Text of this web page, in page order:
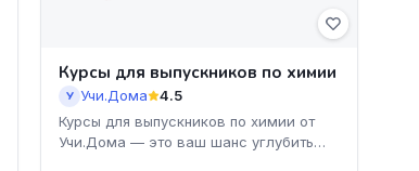
Курсы для выпускников по химии
У Учи.Дома
4.5
Курсы для выпускников по химии от
Учи.Дома — это ваш шанс углубить